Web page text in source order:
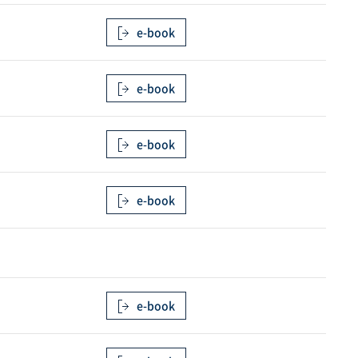
e-book
e-book
e-book
e-book
e-book